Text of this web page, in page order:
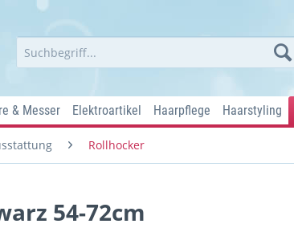
& Messer Elektroartikel Haarpflege Haarstyling
Rollhocker
54-72cm